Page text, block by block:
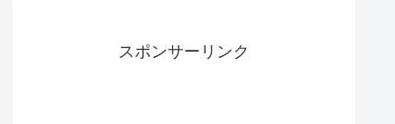
スポンサーリンク